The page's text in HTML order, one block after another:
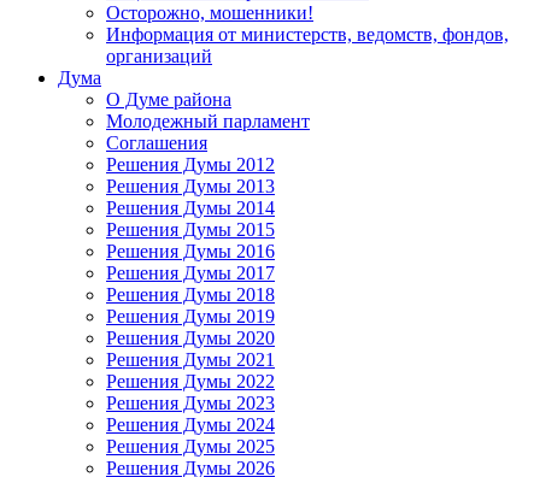
Осторожно, мошенники!
Информация от министерств, ведомств, фондов,
организаций
Дума
О Думе района
Молодежный парламент
Соглашения
Решения Думы 2012
Решения Думы 2013
Решения Думы 2014
Решения Думы 2015
Решения Думы 2016
Решения Думы 2017
Решения Думы 2018
Решения Думы 2019
Решения Думы 2020
Решения Думы 2021
Решения Думы 2022
Решения Думы 2023
Решения Думы 2024
Решения Думы 2025
Решения Думы 2026